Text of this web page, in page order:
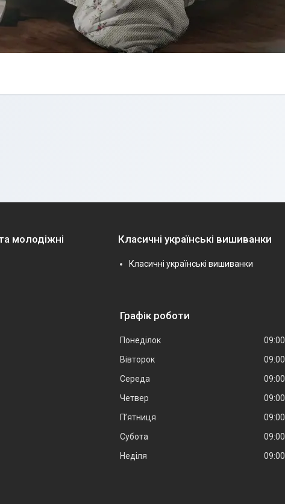
молодіжні Класичні українські вишиванки
Класичні українські вишиванки
Графік роботи
Понеділок 09:00
Вівторок
09:00
Середа
09:00
Четвер
09:00
Пʼятниця
09:00
Субота
09:00
Неділя
09:00